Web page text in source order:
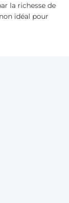
la richesse de
idéal pour